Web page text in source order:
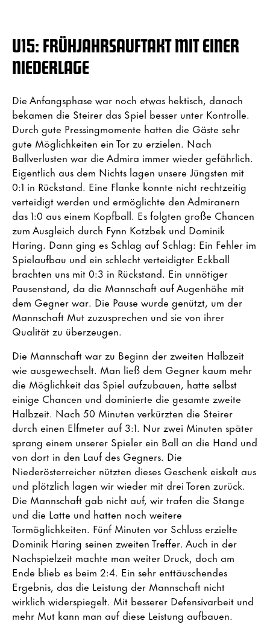
U15: FRÜHJAHRSAUFTAKT MIT EINER
NIEDERLAGE
Die Anfangsphase war noch etwas hektisch, danach
bekamen die Steirer das Spiel besser unter Kontrolle.
Durch gute Pressingmomente hatten die Gäste sehr
gute Möglichkeiten ein Tor zu erzielen. Nach
Ballverlusten war die Admira immer wieder gefährlich.
Eigentlich aus dem Nichts lagen unsere Jüngsten mit
0:1 in Rückstand. Eine Flanke konnte nicht rechtzeitig
verteidigt werden und ermöglichte den Admiranern
das 1:0 aus einem Kopfball. Es folgten große Chancen
zum Ausgleich durch Fynn Kotzbek und Dominik
Haring. Dann ging es Schlag auf Schlag: Ein Fehler im
Spielaufbau und ein schlecht verteidigter Eckball
brachten uns mit 0:3 in Rückstand. Ein unnötiger
Pausenstand, da die Mannschaft auf Augenhöhe mit
dem Gegner war. Die Pause wurde genützt, um der
Mannschaft Mut zuzusprechen und sie von ihrer
Qualität zu überzeugen.
Die Mannschaft war zu Beginn der zweiten Halbzeit
wie ausgewechselt. Man ließ dem Gegner kaum mehr
die Möglichkeit das Spiel aufzubauen, hatte selbst
einige Chancen und dominierte die gesamte zweite
Halbzeit. Nach 50 Minuten verkürzten die Steirer
durch einen Elfmeter auf 3:1. Nur zwei Minuten später
sprang einem unserer Spieler ein Ball an die Hand und
von dort in den Lauf des Gegners. Die
Niederösterreicher nützten dieses Geschenk eiskalt aus
und plötzlich lagen wir wieder mit drei Toren zurück.
Die Mannschaft gab nicht auf, wir trafen die Stange
und die Latte und hatten noch weitere
Tormöglichkeiten. Fünf Minuten vor Schluss erzielte
Dominik Haring seinen zweiten Treffer. Auch in der
Nachspielzeit machte man weiter Druck, doch am
Ende blieb es beim 2:4. Ein sehr enttäuschendes
Ergebnis, das die Leistung der Mannschaft nicht
wirklich widerspiegelt. Mit besserer Defensivarbeit und
mehr Mut kann man auf diese Leistung aufbauen.